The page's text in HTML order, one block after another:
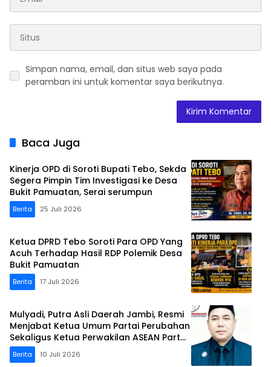
Simpan nama, email, dan situs web saya pada
peramban ini untuk komentar saya berikutnya.
Baca Juga
Kinerja OPD di Soroti Bupati Tebo, Sekda
Segera Pimpin Tim Investigasi ke Desa
Bukit Pamuatan, Serai serumpun
Berita 25 Juli 2026
Ketua DPRD Tebo Soroti Para OPD Yang
Acuh Terhadap Hasil RDP Polemik Desa
Bukit Pamuatan
Berita 17 Juli 2026
Mulyadi, Putra Asli Daerah Jambi, Resmi
Menjabat Ketua Umum Partai Perubahan
Sekaligus Ketua Perwakilan ASEAN Partai
Perubahan di Malaysia
Berita 10 Juli 2026